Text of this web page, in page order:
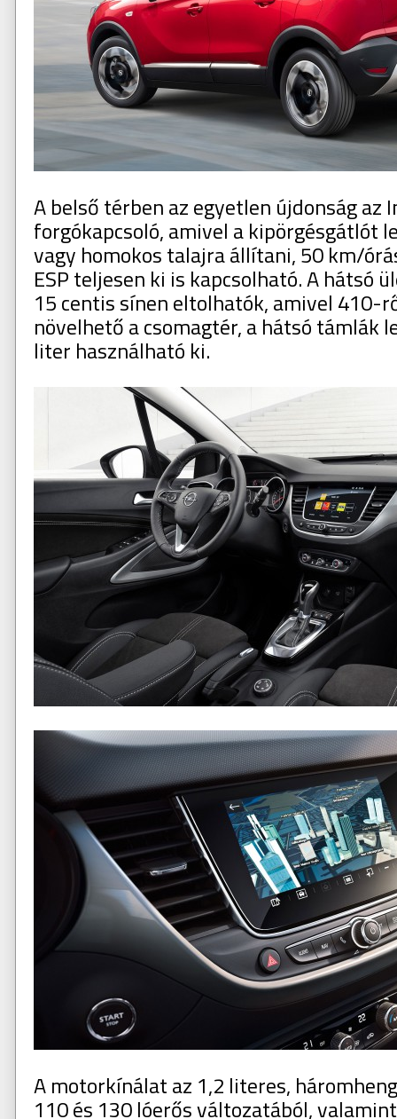
A belső térben az egyetlen újdonság az
forgókapcsoló, amivel a kipörgésgátlót
vagy homokos talajra állítani, 50 km/
ESP teljesen ki is kapcsolható. A hátsó
15 centis sínen eltolhatók, amivel 410-
növelhető a csomagtér, a hátsó támlák
liter használható ki.
A motorkínálat az 1,2 literes,
110 és 130 lóerős változatából,